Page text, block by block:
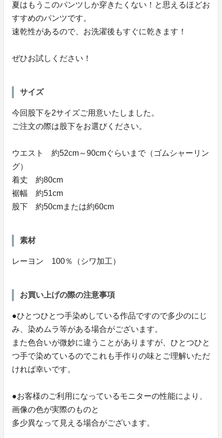
夏はもうこのパンツしか穿きたくない！と思えるほどお
すすめのパンツです。
速乾性があるので、お洗濯後もすぐに乾きます！
ぜひお試しください！
サイズ
今回股下を2サイズご用意いたしました。
ご注文の際は股下をお選びください。
ウエスト 約52cm～90cmぐらいまで（ゴムシャーリン
グ）
着丈 約80cm
裾幅 約51cm
股下 約50cmまたは約60cm
素材
レーヨン 100％（シワ加工）
お買い上げの際の注意事項
●ひとつひとつ手染めしている作品ですので多少のにじ
み、染めムラ等がある場合がございます。
また色合いが微妙に違うことがありますが、ひとつひと
つ手で染めているのでこれも手作りの味とご理解いただ
ければ幸いです。
●お客様のご利用になっているモニターの性能により、
画像の色が実際のものと
多少異なって見える場合がございます。